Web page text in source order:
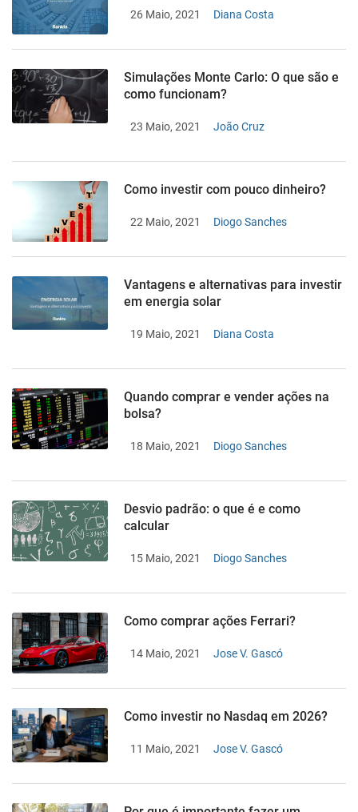
26 Maio, 2021 Diana Costa
Simulações Monte Carlo: O que são e
como funcionam?
23 Maio, 2021 João Cruz
Como investir com pouco dinheiro?
22 Maio, 2021 Diogo Sanches
Vantagens e alternativas para investir
em energia solar
19 Maio, 2021 Diana Costa
Quando comprar e vender ações na
bolsa?
18 Maio, 2021 Diogo Sanches
Desvio padrão: o que é e como
calcular
15 Maio, 2021 Diogo Sanches
Como comprar ações Ferrari?
14 Maio, 2021 Jose V. Gascó
Como investir no Nasdaq em 2026?
11 Maio, 2021 Jose V. Gascó